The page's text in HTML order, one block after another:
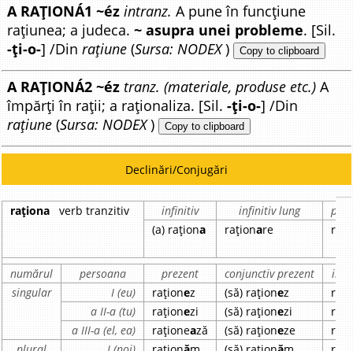
A RAȚIONÁ1 ~éz intranz. A pune în funcțiune
rațiunea; a judeca.~ asupra unei probleme. [Sil.
-ți-o-] /Dinrațiune (Sursa: NODEX) Copy to clipboard
A RAȚIONÁ2 ~éz tranz. (materiale, produse etc.) A
împărți în rații; a raționaliza. [Sil.-ți-o-] /Din
rațiune (Sursa: NODEX) Copy to clipboard
Declinări/Conjugări
raționa verb tranzitiv infinitiv infinitiv lung
(a) raționa raționare
numărul persoana prezent conjunctiv prezent
singular
I (eu) raționez (să) raționez
a II-a (tu)
raționezi (să) raționezi
a III-a (el, ea)
raționează (să) raționeze